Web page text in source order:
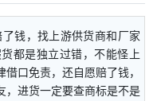
钱，找上游供货商和厂家
都是独立过错，不能怪上
口免责，还自愿赔了钱，
，进货一定要查商标是不是